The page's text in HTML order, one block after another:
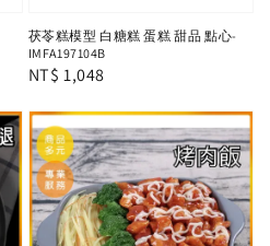
茯苓糕模型 白糖糕 蛋糕 甜品 點心-
IMFA197104B
Regular
NT$ 1,048